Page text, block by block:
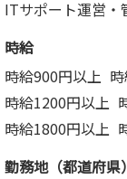
ITサポート運営・
時給
時給900円以上
時給1200円以上
時給1800円以上
勤務地（都道府県）